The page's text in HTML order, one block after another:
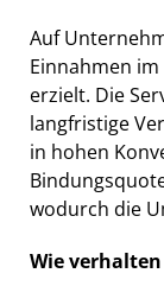
Auf
Einnahmen
erzielt. Die
langfristige
in hohen
wodurch die
Wie